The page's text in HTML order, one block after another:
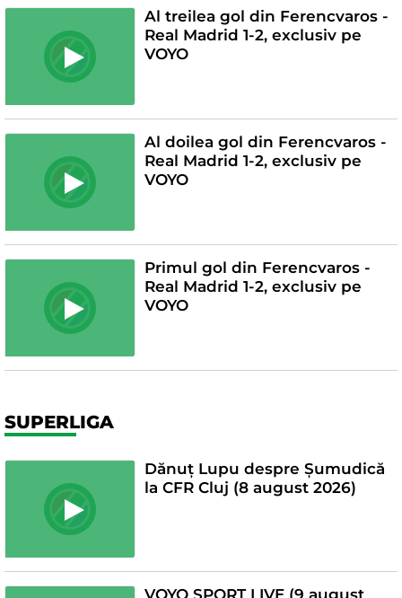
Al treilea gol din Ferencvaros -
Real Madrid 1-2, exclusiv pe
VOYO
Al doilea gol din Ferencvaros -
Real Madrid 1-2, exclusiv pe
VOYO
Primul gol din Ferencvaros -
Real Madrid 1-2, exclusiv pe
VOYO
SUPERLIGA
Dănuț Lupu despre Șumudică
la CFR Cluj (8 august 2026)
VOYO SPORT LIVE (9 august